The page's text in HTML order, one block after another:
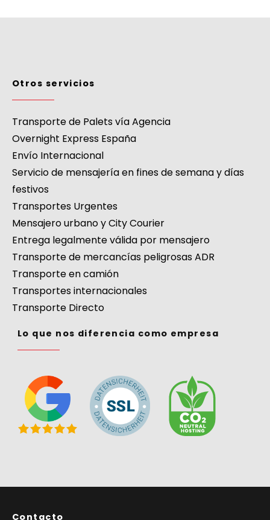
Otros servicios
Transporte de Palets vía Agencia
Overnight Express España
Envío Internacional
Servicio de mensajería en fines de semana y días
festivos
Transportes Urgentes
Mensajero urbano y City Courier
Entrega legalmente válida por mensajero
Transporte de mercancías peligrosas ADR
Transporte en camión
Transportes internacionales
Transporte Directo
Lo que nos diferencia como empresa
Contacto